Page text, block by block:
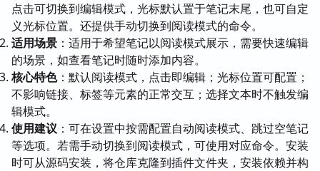
点击可切换到编辑模式，光标默认置于笔记末尾，也可自定
义光标位置。还提供手动切换到阅读模式的命令。
适用场景 ：适用于希望笔记以阅读模式展示，需要快速编辑
的场景，如查看笔记时随时添加内容。
核心特色：默认阅读模式，点击即编辑；光标位置可配置；
不影响链接、标签等元素的正常交互；选择文本时不触发编
辑模式。
使用建议 ：可在设置中按需配置自动阅读模式、跳过空笔记
等选项。若需手动切换到阅读模式，可使用对应命令。安装
时可从源码安装，将仓库克隆到插件文件夹，安装依赖并构